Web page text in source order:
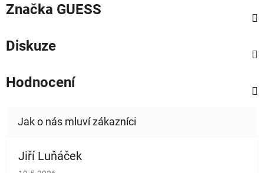
Značka GUESS
Diskuze
Hodnocení
Jiří Luňáček
Hodnocení obchodu je 5 z 5 hvězdiček.